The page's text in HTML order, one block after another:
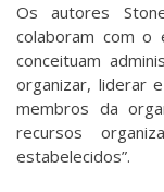
Os autores
colaboram com o
conceituam
organizar, liderar
membros da
recursos
estabelecidos”.